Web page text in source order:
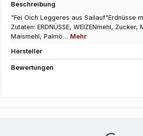
Beschreibung
"Fei Oich Leggeres aus Sailauf"Erdnüsse
Zutaten: ERDNÜSSE, WEIZENmehl, Zucker,
Maismehl, Palmö… Mehr
Hersteller
Bewertungen